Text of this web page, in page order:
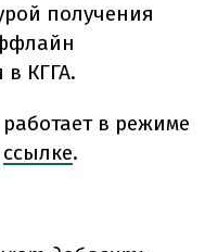
получения
в КГГА.
в режиме
ссылке.